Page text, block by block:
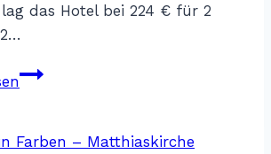
lag das Hotel bei 224 € für 2
Hyatt
–